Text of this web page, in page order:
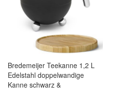
Bredemeijer Teekanne 1,2 L
Edelstahl doppelwandige
Kanne schwarz &